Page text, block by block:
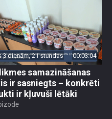
3 dienām, 21 stundas 00:03:04
samazināšanas
ir sasniegts – konkrēti
ir kļuvuši lētāki